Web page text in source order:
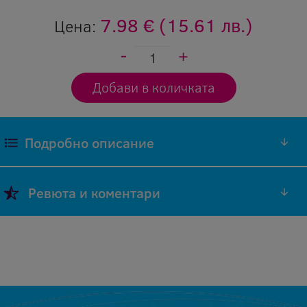
Цена: 7.98 € (15.61 лв.)
Подробно описание
Ревюта и коментари